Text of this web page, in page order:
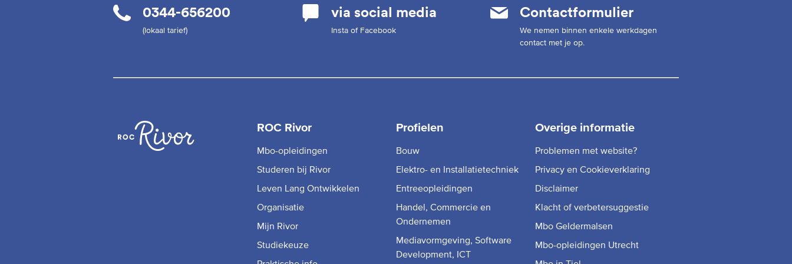
0344-656200
(lokaal tarief)
via social media
Insta of Facebook
Contactformulier
We nemen binnen enkele werkdagen
contact met je op.
ROC Rivor
Mbo-opleidingen
Studeren bij Rivor
Leven Lang Ontwikkelen
Organisatie
Mijn Rivor
Studiekeuze
Profielen
Bouw
Elektro- en Installatietechniek
Entreeopleidingen
Handel, Commercie en
Ondernemen
Mediavormgeving, Software
Development, ICT
Overige informatie
Problemen met website?
Privacy en Cookieverklaring
Disclaimer
Klacht of verbetersuggestie
Mbo Geldermalsen
Mbo-opleidingen Utrecht